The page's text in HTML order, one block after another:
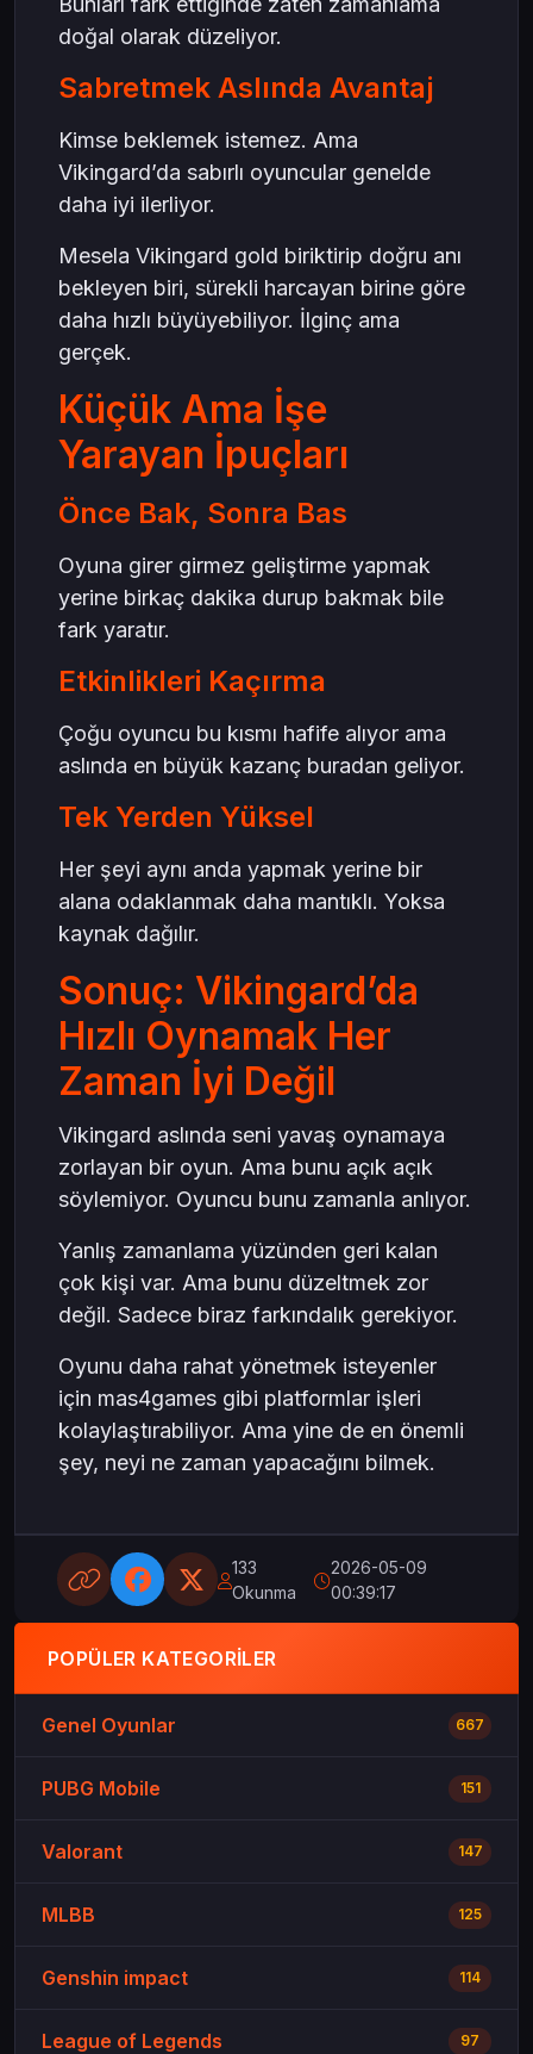
doğal olarak düzeliyor.
Sabretmek Aslında Avantaj
Kimse beklemek istemez. Ama
Vikingard’da sabırlı oyuncular genelde
daha iyi ilerliyor.
Mesela Vikingard gold biriktirip doğru anı
bekleyen biri, sürekli harcayan birine göre
daha hızlı büyüyebiliyor. İlginç ama
gerçek.
Küçük Ama İşe
Yarayan İpuçları
Önce Bak, Sonra Bas
Oyuna girer girmez geliştirme yapmak
yerine birkaç dakika durup bakmak bile
fark yaratır.
Etkinlikleri Kaçırma
Çoğu oyuncu bu kısmı hafife alıyor ama
aslında en büyük kazanç buradan geliyor.
Tek Yerden Yüksel
Her şeyi aynı anda yapmak yerine bir
alana odaklanmak daha mantıklı. Yoksa
kaynak dağılır.
Sonuç: Vikingard’da
Hızlı Oynamak Her
Zaman İyi Değil
Vikingard aslında seni yavaş oynamaya
zorlayan bir oyun. Ama bunu açık açık
söylemiyor. Oyuncu bunu zamanla anlıyor.
Yanlış zamanlama yüzünden geri kalan
çok kişi var. Ama bunu düzeltmek zor
değil. Sadece biraz farkındalık gerekiyor.
Oyunu daha rahat yönetmek isteyenler
için mas4games gibi platformlar işleri
kolaylaştırabiliyor. Ama yine de en önemli
şey, neyi ne zaman yapacağını bilmek.
133
Okunma
2026-05-09
00:39:17
POPÜLER KATEGORILER
Genel Oyunlar 667
PUBG Mobile 151
Valorant 147
MLBB 125
Genshin impact 114
League of Legends 97